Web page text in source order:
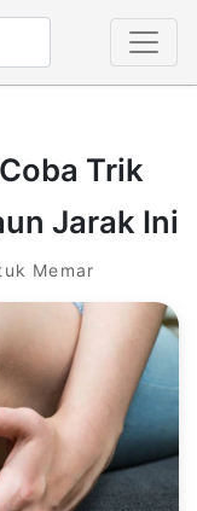
Trik
Jarak Ini
Memar